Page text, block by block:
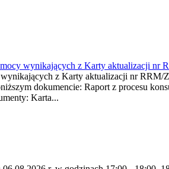
wynikających z Karty aktualizacji nr
z Karty aktualizacji nr
dokumencie: Raport z procesu
Karta...